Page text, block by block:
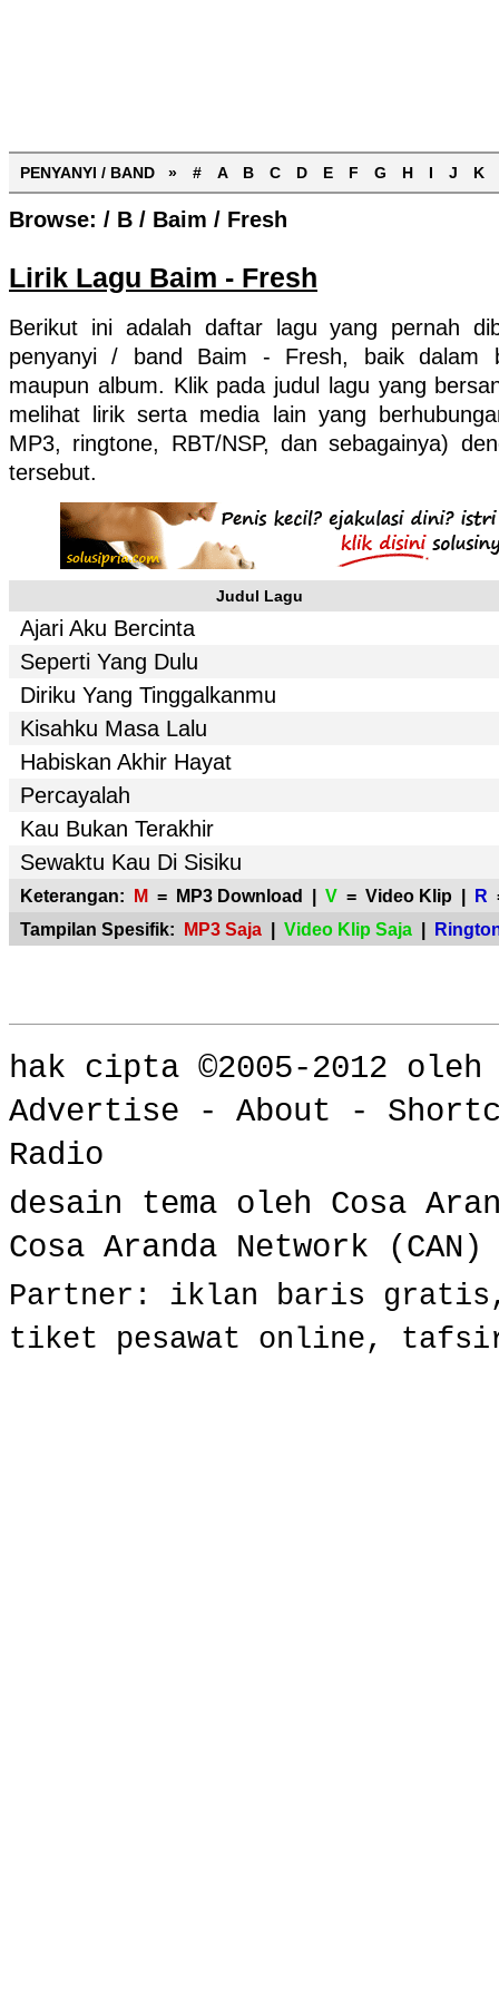
PENYANYI / BAND » # A B C D E F G H I J K
Browse: / B / Baim / Fresh
Lirik Lagu Baim - Fresh
Berikut ini adalah daftar lagu yang pernah
penyanyi / band Baim - Fresh, baik dalam
maupun album. Klik pada judul lagu yang
melihat lirik serta media lain yang
MP3, ringtone, RBT/NSP, dan sebagainya)
tersebut.
Judul Lagu
Ajari Aku Bercinta
Seperti Yang Dulu
Diriku Yang Tinggalkanmu
Kisahku Masa Lalu
Habiskan Akhir Hayat
Percayalah
Kau Bukan Terakhir
Sewaktu Kau Di Sisiku
Keterangan: M = MP3 Download | V = Video Klip | R
Tampilan Spesifik: MP3 Saja | Video Klip Saja |
hak cipta ©2005-2012
Advertise - About -
Radio
desain tema oleh Cosa
Cosa Aranda Network (CAN)
Partner: iklan baris gratis
tiket pesawat online,